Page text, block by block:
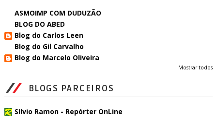
ASMOIMP COM DUDUZÃO
BLOG DO ABED
Blog do Carlos Leen
Blog do Gil Carvalho
Blog do Marcelo Oliveira
Mostrar todos
BLOGS PARCEIROS
Sílvio Ramon - Repórter OnLine